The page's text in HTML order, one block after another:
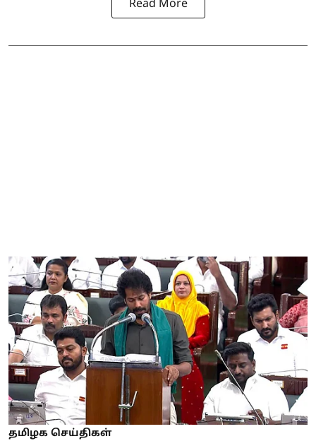
Read More
தமிழக செய்திகள்